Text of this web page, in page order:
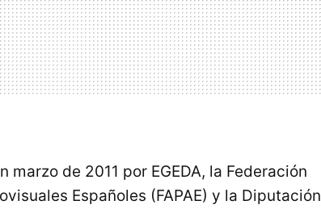
de 2011 por EGEDA, la Federación
Españoles (FAPAE) y la Diputación